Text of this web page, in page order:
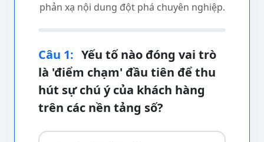
phản xạ nội dung đột phá chuyên nghiệp.
Câu 1: Yếu tố nào đóng vai trò
là 'điểm chạm' đầu tiên để thu
hút sự chú ý của khách hàng
trên các nền tảng số?